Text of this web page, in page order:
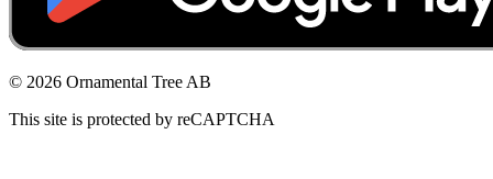
© 2026 Ornamental Tree AB
This site is protected by reCAPTCHA